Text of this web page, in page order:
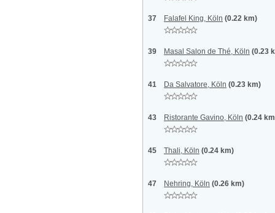
37 Falafel King, Köln (0.22 km)
39 Masal Salon de Thé, Köln (0.23
41 Da Salvatore, Köln (0.23 km)
43 Ristorante Gavino, Köln (0.24
45 Thali, Köln (0.24 km)
47 Nehring, Köln (0.26 km)